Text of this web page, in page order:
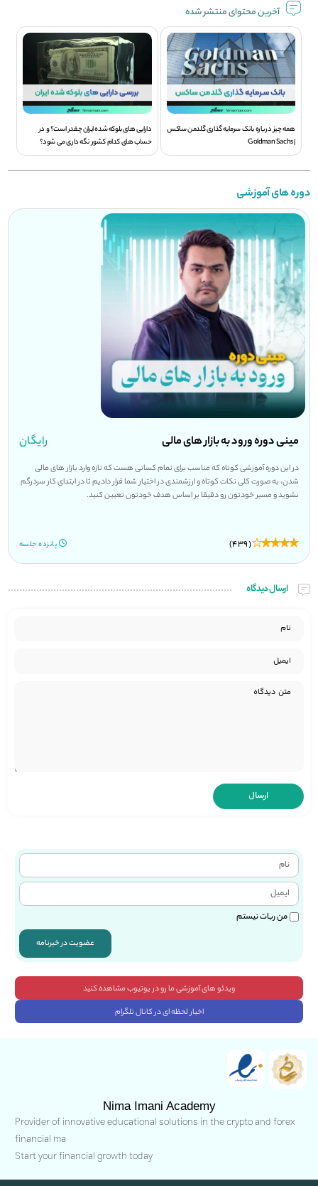
آخرین محتوای منتشر شده
همه چیز درباره بانک سرمایه گذاری گلدمن ساکس
| Goldman Sachs
دارایی های بلوکه شده ایران چقدر است؟ و در
حساب های کدام کشور نگه داری می شود؟
دوره های آموزشی
مینی دوره ورود به بازار های مالی رایگان
در این دوره آموزشی کوتاه که مناسب برای تمام کسانی هست که تازه وارد بازار های مالی
شدن، به صورت کلی نکات کوتاه و ارزشمندی در اختیار شما قرار دادیم تا در ابتدای کار سردرگم
نشوید و مسیر خودتون رو دقیقا بر اساس هدف خودتون تعیین کنید.
(439) پانزده جلسه
ارسال دیدگاه
من ربات نیستم
عضویت در خبرنامه
ویدئو های آموزشی ما رو در یوتیوب مشاهده کنید
اخبار لحظه ای در کانال تلگرام
Nima Imani Academy
Provider of innovative educational solutions in the crypto and forex
financial ma
Start your financial growth today